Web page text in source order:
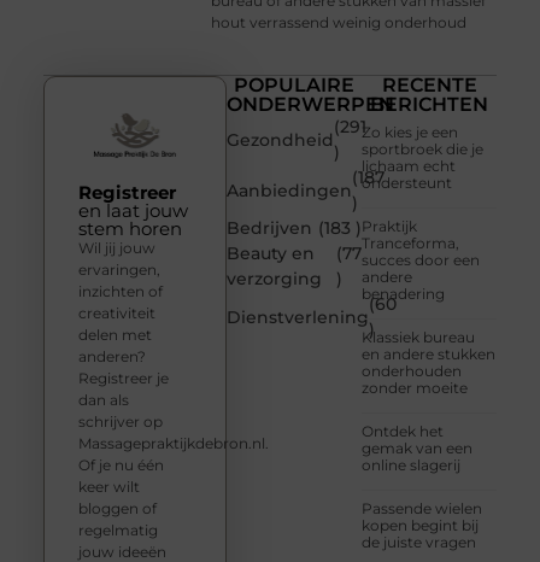
hout verrassend weinig onderhoud
POPULAIRE
ONDERWERPEN
Gezondheid
(291
)
Aanbiedingen
(187
)
Bedrijven (183 )
Beauty en
verzorging
(77
)
Dienstverlening
(60
)
RECENTE
BERICHTEN
Zo kies je een
sportbroek die je
lichaam echt
ondersteunt
Praktijk
Tranceforma,
succes door een
andere
benadering
Klassiek bureau
en andere stukken
onderhouden
zonder moeite
Ontdek het
gemak van een
online slagerij
Passende wielen
kopen begint bij
de juiste vragen
Registreer
en laat jouw
stem horen
Wil jij jouw
ervaringen,
inzichten of
creativiteit
delen met
anderen?
Registreer je
dan als
schrijver op
Massagepraktijkdebron.nl.
Of je nu één
keer wilt
bloggen of
regelmatig
jouw ideeën